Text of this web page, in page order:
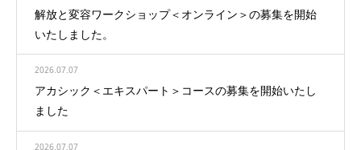
解放と変容ワークショップ＜オンライン＞の募集を開始
いたしました。
2026.07.07
アカシック＜エキスパート＞コースの募集を開始いたし
ました
2026.07.07